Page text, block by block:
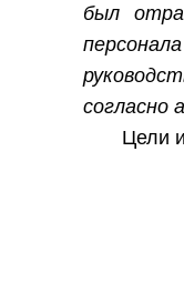
был
согласно
Цели